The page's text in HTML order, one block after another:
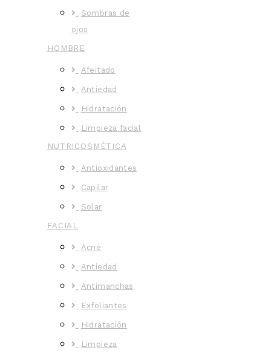
Sombras de
ojos
HOMBRE
Afeitado
Antiedad
Hidratación
Limpieza facial
NUTRICOSMÉTICA
Antioxidantes
Capilar
Solar
FACIAL
Acné
Antiedad
Antimanchas
Exfoliantes
Hidratación
Limpieza